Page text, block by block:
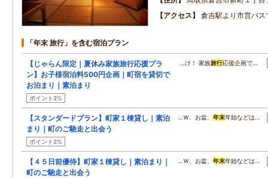
アクセス
倉吉駅より市営バス
「年末 旅行」を含む宿泊プラン
【じゃらん限定｜夏休み家族旅行応援プラ
ン】お子様宿泊料500円企画｜町宿を貸切で
お泊まり｜素泊まり
ポイント2%
…け！ 家族旅行応援企画で…
【スタンダードプラン】町家１棟貸し｜素泊
まり｜町のご馳走と出会う
ポイント2%
…Ｗ、お盆、 年末年始などは…
【４５日前優待】町家１棟貸し｜素泊まり｜
町のご馳走と出会う
…Ｗ、お盆、 年末年始などは…